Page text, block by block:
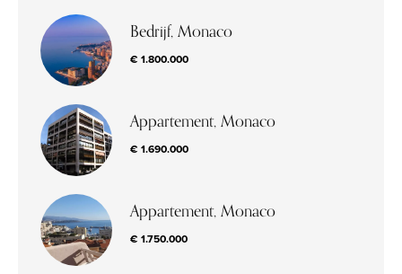
Bedrijf, Monaco
€ 1.800.000
Appartement, Monaco
€ 1.690.000
Appartement, Monaco
€ 1.750.000